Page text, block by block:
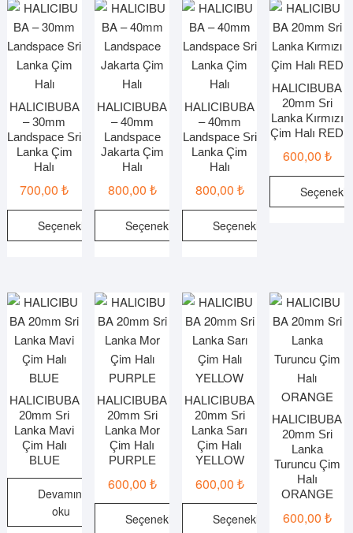
var.
Seçenekler
ürün
sayfasından
seçilebilir
Seçenekler
ürün
sayfasından
seçilebilir
fazla
varyasyonu
var.
Seçenekler
ürün
sayfasından
seçilebilir
fazla
var.
ürün
seçilebilir
HALICIBUBA
– 30mm
Landspace Sri
Lanka Çim
Halı
700,00₺
Seçenekler
fazla
varyasyonu
var.
Seçenekler
ürün
sayfasından
seçilebilir
HALICIBUBA
– 40mm
Landspace
Jakarta Çim
Halı
800,00 ₺
Seçenekler
fazla
varyasyonu
var.
Seçenekler
ürün
sayfasından
seçilebilir
HALICIBUBA
– 40mm
Landspace Sri
Lanka Çim
Halı
800,00 ₺
Seçenekler
fazla
varyasyonu
var.
Seçenekler
ürün
sayfasından
seçilebilir
HALICIBUBA
20mm Sri
Lanka Kırmızı
Çim Halı RED
600,00 ₺
var.
ürün
seçilebilir
HALICIBUBA
20mm Sri
Lanka Mavi
Çim Halı
BLUE
Devamını
oku
HALICIBUBA
20mm Sri
Lanka Mor
Çim Halı
PURPLE
600,00 ₺
Seçenekler
HALICIBUBA
20mm Sri
Lanka Sarı
Çim Halı
YELLOW
600,00 ₺
Seçenekler
HALICIBUBA
20mm Sri
Lanka
Turuncu Çim
Halı
ORANGE
600,00 ₺